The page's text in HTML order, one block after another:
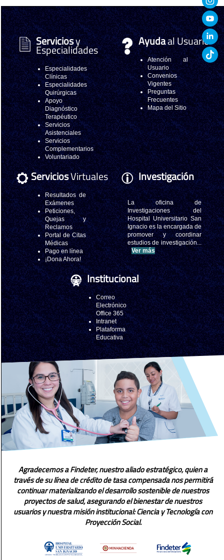
Serviciosy
Especialidades
Especialidades
Clínicas
Especialidades
Quirúrgicas
Apoyo
Diagnóstico
Terapéutico
Servicios
Asistenciales
Servicios
Complementarios
Voluntariado
Ayudaal Usuario
Atención al
Usuario
Convenios
Vigentes
Preguntas
Frecuentes
Mapa del Sitio
ServiciosVirtuales
Resultados de
Exámenes
Peticiones,
Quejas y
Reclamos
Portal de Citas
Médicas
Pago en línea
¡Dona Ahora!
Investigación
La oficina de
Investigaciones del
Hospital Universitario San
Ignacio es la encargada de
promover y coordinar
estudios de investigación...
Ver más
Institucional
Correo
Electrónico
Office 365
Intranet
Plataforma
Educativa
Agradecemos a Findeter, nuestro aliado estratégico, quien a
través de su línea de crédito de tasa compensada nos permitirá
continuar materializando el desarrollo sostenible de nuestros
proyectos de salud, asegurando el bienestar de nuestros
usuarios y nuestra misión institucional: Ciencia y Tecnología con
Proyección Social.